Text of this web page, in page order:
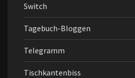
Switch
Tagebuch-Bloggen
Telegramm
Tischkantenbiss